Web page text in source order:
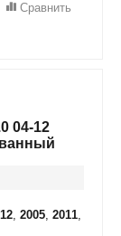
Сравнить
04-12
, 2005, 2011,